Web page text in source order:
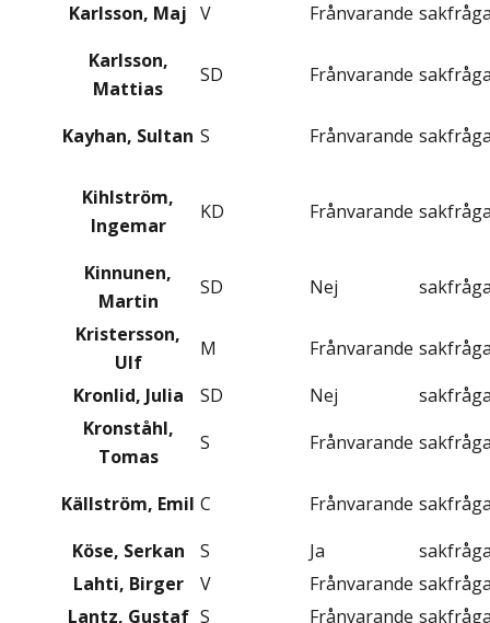
Karlsson, Maj V Frånvarande
Karlsson,
Mattias
SD Frånvarande
Kayhan, Sultan S Frånvarande
Kihlström,
Ingemar
KD Frånvarande
Kinnunen,
Martin
SD Nej
Kristersson,
Ulf
M Frånvarande
Kronlid, Julia
SD Nej
Kronståhl,
Tomas
S Frånvarande
Källström, Emil C Frånvarande
Köse, Serkan
S Ja
Lahti, Birger
V Frånvarande
Lantz, Gustaf S Frånvarande